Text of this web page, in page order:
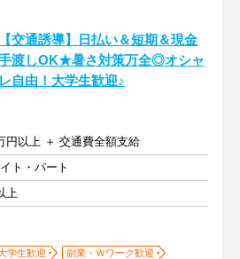
【交通誘導】日払い＆短期＆現金
渡しOK★暑さ対策万全◎オシャ
レ自由！大学生歓迎♪
円以上 ＋ 交通費全額支給
ト・パート
上
学生歓迎
副業・Ｗワーク歓迎